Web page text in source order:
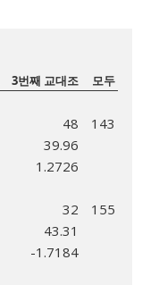
3번째 교대조 모두
48
143
39.96
1.2726
32
155
43.31
-1.7184